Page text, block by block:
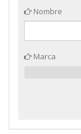
Nombre
Marca